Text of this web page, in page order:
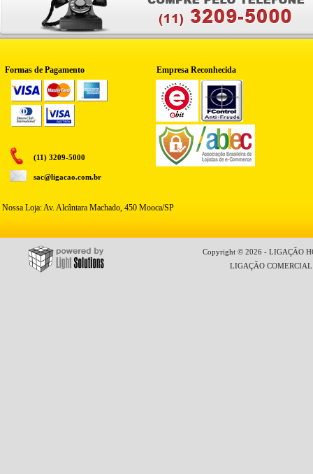
Formas de Pagamento Empresa Reconhecida
(11) 3209-5000
sac@ligacao.com.br
Nossa Loja: Av. Alcântara Machado, 450 Mooca/SP
Copyright © 2026 - LIGAÇÃO
LIGAÇÃO